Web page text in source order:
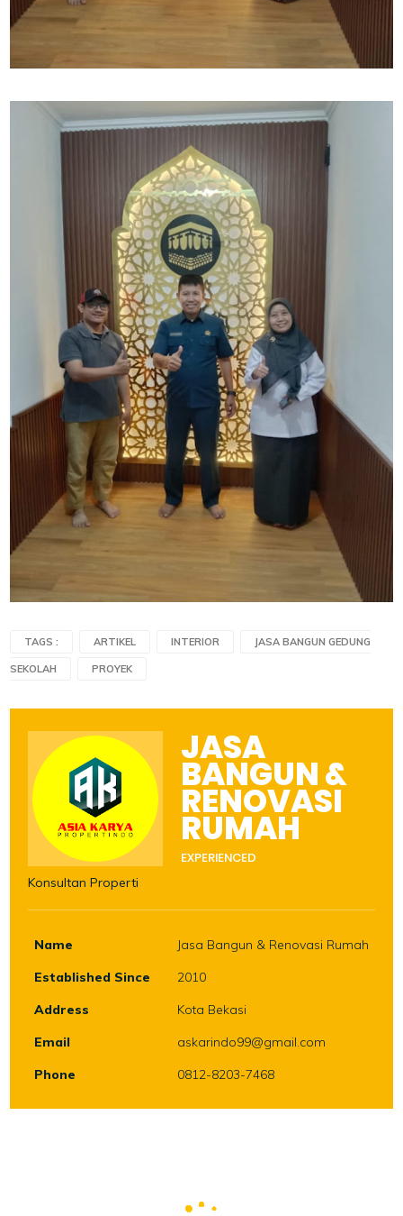
TAGS : ARTIKEL INTERIOR JASA BANGUN GEDUNG
SEKOLAH PROYEK
JASA
BANGUN &
RENOVASI
RUMAH
EXPERIENCED
Konsultan Properti
Name
Jasa Bangun & Renovasi Rumah
Established Since
2010
Address
Kota Bekasi
Email
askarindo99@gmail.com
Phone
0812-8203-7468